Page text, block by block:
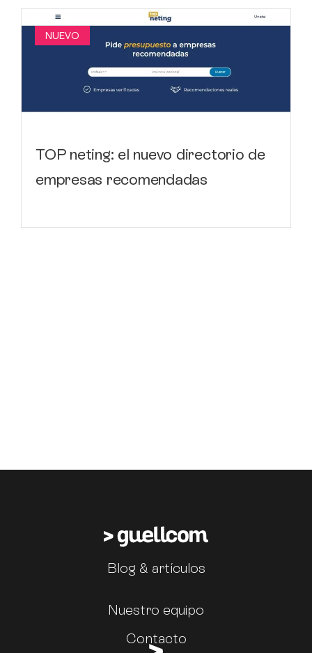
NUEVO
TOP neting: el nuevo directorio de
empresas recomendadas
Blog & artículos
Nuestro equipo
Contacto